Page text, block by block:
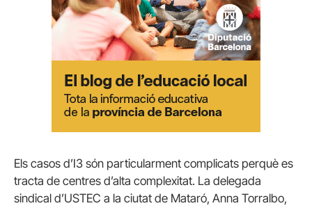
Els casos d’I3 són particularment complicats perquè es
tracta de centres d’alta complexitat. La delegada
sindical d’USTEC a la ciutat de Mataró, Anna Torralbo,